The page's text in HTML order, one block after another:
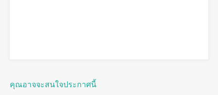
คุณอาจจะสนใจประกาศนี้